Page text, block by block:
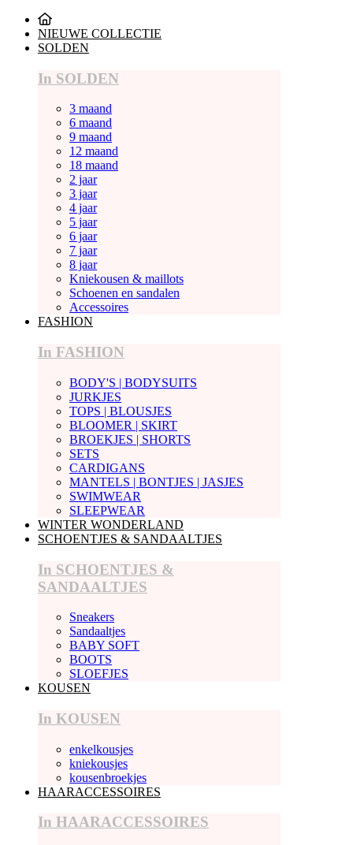
NIEUWE COLLECTIE
SOLDEN
In SOLDEN
3 maand
6 maand
9 maand
12 maand
18 maand
2 jaar
3 jaar
4 jaar
5 jaar
6 jaar
7 jaar
8 jaar
Kniekousen & maillots
Schoenen en sandalen
Accessoires
FASHION
In FASHION
BODY'S | BODYSUITS
JURKJES
TOPS | BLOUSJES
BLOOMER | SKIRT
BROEKJES | SHORTS
SETS
CARDIGANS
MANTELS | BONTJES | JASJES
SWIMWEAR
SLEEPWEAR
WINTER WONDERLAND
SCHOENTJES & SANDAALTJES
In SCHOENTJES &
SANDAALTJES
Sneakers
Sandaaltjes
BABY SOFT
BOOTS
SLOEFJES
KOUSEN
In KOUSEN
enkelkousjes
kniekousjes
kousenbroekjes
HAARACCESSOIRES
In HAARACCESSOIRES